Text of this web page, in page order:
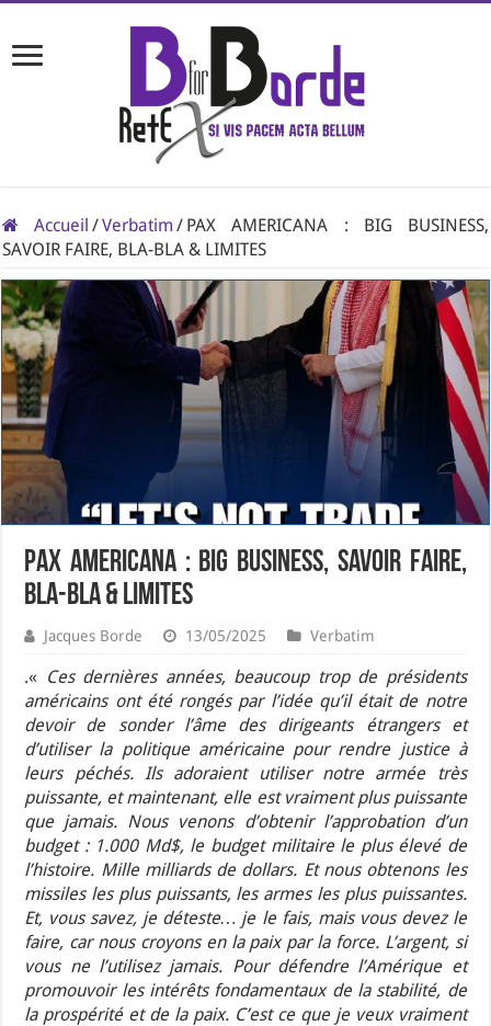
Accueil /Verbatim / PAX AMERICANA : BIG BUSINESS,
SAVOIR FAIRE, BLA-BLA & LIMITES
PAX AMERICANA : BIG BUSINESS, SAVOIR FAIRE,
BLA-BLA & LIMITES
Jacques Borde 13/05/2025 Verbatim
.« Ces dernières années, beaucoup trop de présidents
américains ont été rongés par l’idée qu’il était de notre
devoir de sonder l’âme des dirigeants étrangers et
d’utiliser la politique américaine pour rendre justice à
leurs péchés. Ils adoraient utiliser notre armée très
puissante, et maintenant, elle est vraiment plus puissante
que jamais. Nous venons d’obtenir l’approbation d’un
budget : 1.000 Md$, le budget militaire le plus élevé de
l’histoire. Mille milliards de dollars. Et nous obtenons les
missiles les plus puissants, les armes les plus puissantes.
Et, vous savez, je déteste… je le fais, mais vous devez le
faire, car nous croyons en la paix par la force. L’argent, si
vous ne l’utilisez jamais. Pour défendre l’Amérique et
promouvoir les intérêts fondamentaux de la stabilité, de
la prospérité et de la paix. C’est ce que je veux vraiment